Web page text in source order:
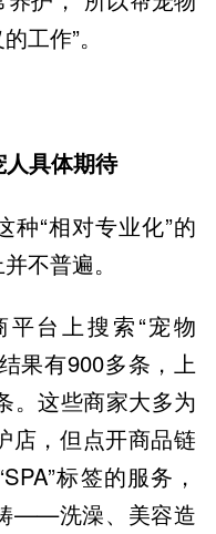
工作”。
具体期待
种“相对专业化”的
不普遍。
台上搜索“宠物
果有900多条，上
。这些商家大多为
店，但点开商品链
标签的服务，
——洗澡、美容造